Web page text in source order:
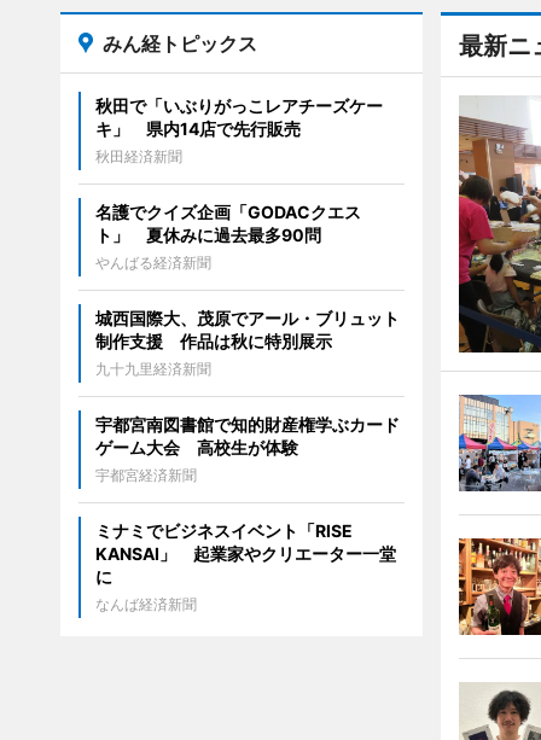
最新ニ
みん経トピックス
秋田で「いぶりがっこレアチーズケー
キ」 県内14店で先行販売
秋田経済新聞
名護でクイズ企画「GODACクエス
ト」 夏休みに過去最多90問
やんばる経済新聞
城西国際大、茂原でアール・ブリュット
制作支援 作品は秋に特別展示
九十九里経済新聞
宇都宮南図書館で知的財産権学ぶカード
ゲーム大会 高校生が体験
宇都宮経済新聞
ミナミでビジネスイベント「RISE
KANSAI」 起業家やクリエーター一堂
に
なんば経済新聞